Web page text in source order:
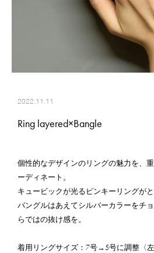
2022.11.11
Ring layered×Bangle
個性的なデザインのリングの魅力を、
ーディネート。
キュービックが光るピンキーリングが
バングルはあえてシルバーカラーをチ
らではの抜け感を。
着用リングサイズ：7号→5号に調整〈